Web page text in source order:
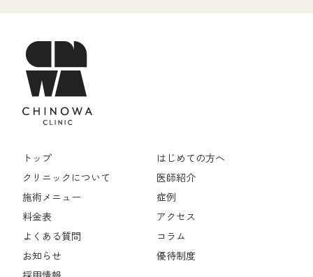
トップ
はじめての方へ
クリニックについて
医師紹介
施術メニュー
症例
料金表
アクセス
よくある質問
コラム
お知らせ
優待制度